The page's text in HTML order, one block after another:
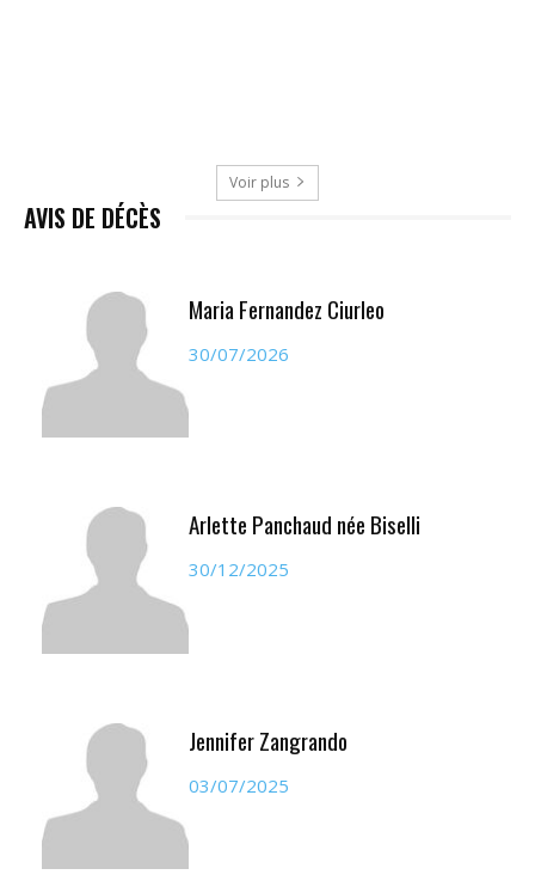
Voir plus
AVIS DE DÉCÈS
Maria Fernandez Ciurleo
30/07/2026
Arlette Panchaud née Biselli
30/12/2025
Jennifer Zangrando
03/07/2025